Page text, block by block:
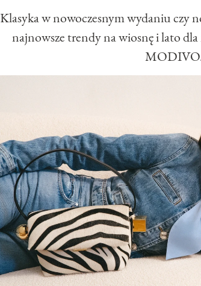
Klasyka w nowoczesnym wydaniu czy
najnowsze trendy na wiosnę i lato